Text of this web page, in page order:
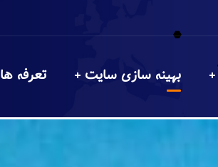
بهینه سازی سایت تعرفه ها
سئو رتبه وب سایت